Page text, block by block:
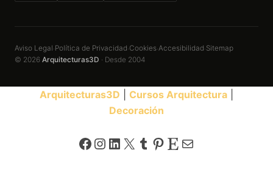
Aviso Legal·Política de Privacidad·Cookies·Accesibilidad·Sitemap
© 2026 Arquitecturas3D · Desde 2004
Arquitecturas3D Cursos Arquitectura
Decoración
Facebook
Instagram
LinkedIn
X Tumblr
Pinterest
EtsyCorreo electrónico